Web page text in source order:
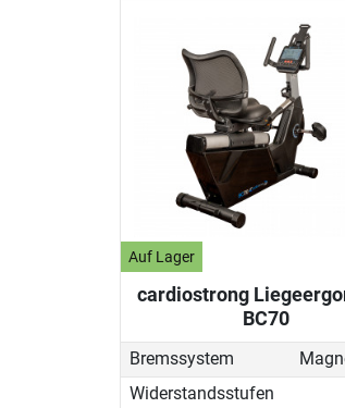
Auf Lager
cardiostrong
BC70
Bremssystem
Widerstandsstufen